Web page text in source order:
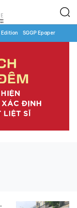
Edition SGGP Epaper